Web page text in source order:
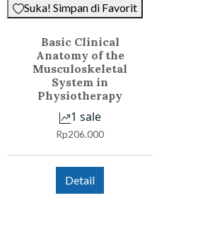
Suka! Simpan di Favorit
Basic Clinical
Anatomy of the
Musculoskeletal
System in
Physiotherapy
1 sale
Rp206.000
Detail